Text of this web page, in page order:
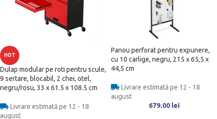
HOT
Dulap modular pe roti pentru scule,
9 sertare, blocabil, 2 chei, otel,
negru/rosu, 33 x 61.5 x 108.5 cm
Livrare estimată pe 12 - 18
august
Panou perforat pentru expunere,
cu 10 carlige, negru, 215 x 65,5 x
44,5 cm
Livrare estimată pe 12 - 18
august
679.00 lei